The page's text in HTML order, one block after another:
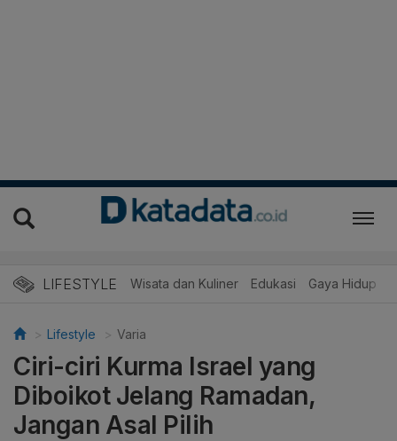
LIFESTYLE Wisata dan Kuliner Edukasi Gaya Hidup
Lifestyle Varia
Ciri-ciri Kurma Israel yang
Diboikot Jelang Ramadan,
Jangan Asal Pilih